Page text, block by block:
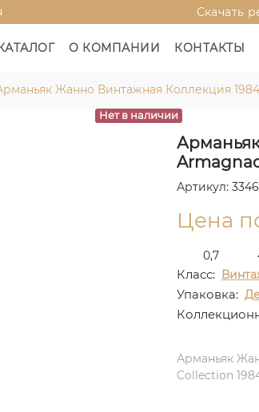
Скачать
О КОМПАНИИ КОНТАКТЫ
Жанно Винтажная Коллекция
Нет в наличии
Артикул: 3346
Цена
0,7
Класс:
Упаковка:
Арманьяк
Collection